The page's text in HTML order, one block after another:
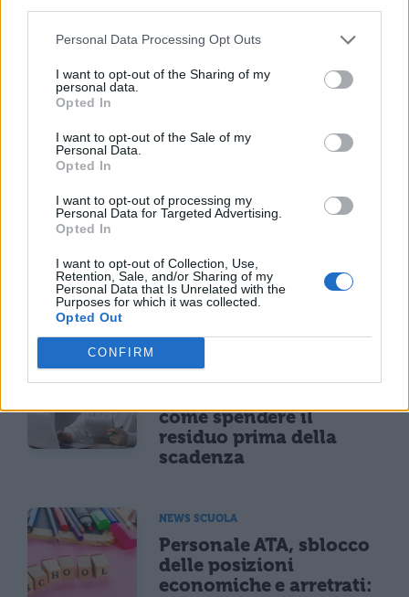
Personal Data Processing Opt Outs
I want to opt-out of the Sharing of my
personal data.
Opted In
I want to opt-out of the Sale of my
Personal Data.
Opted In
I want to opt-out of processing my
Personal Data for Targeted Advertising.
Opted In
I want to opt-out of Collection, Use,
Retention, Sale, and/or Sharing of my
Personal Data that Is Unrelated with the
Purposes for which it was collected.
Opted Out
CONFIRM
TI POTREBBE INTERESSARE
Carta docente 2026,
come spendere il
residuo prima della
scadenza
NEWS SCUOLA
Personale ATA, sblocco
delle posizioni
economiche e arretrati: